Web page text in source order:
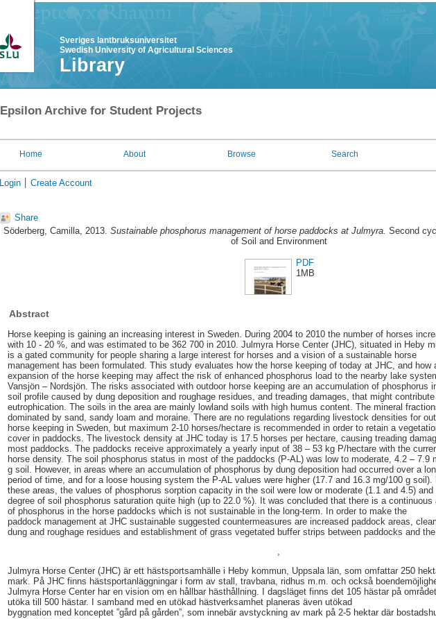
Sveriges lantbruksuniversitet
Swedish University of Agricultural Sciences
Library
Epsilon Archive for Student Projects
Home About Browse Search
Login Create Account
Share
Söderberg, Camilla, 2013. Sustainable phosphorus management of horse paddocks at Julmyra. Second
of Soil and Environment
PDF
1MB
Abstract
Horse keeping is gaining an increasing interest in Sweden. During 2004 to 2010 the number of horses
with 10 - 20 %, and was estimated to be 362 700 in 2010. Julmyra Horse Center (JHC), situated in Heby
is a gated community for people sharing a large interest for horses and a vision of a sustainable horse
management has been formulated. This study evaluates how the horse keeping of today at JHC, and how
expansion of the horse keeping may affect the risk of enhanced phosphorus load to the nearby lake
Vansjön – Nordsjön. The risks associated with outdoor horse keeping are an accumulation of phosphorus
soil profile caused by dung deposition and roughage residues, and treading damages, that might
eutrophication. The soils in the area are mainly lowland soils with high humus content. The mineral
dominated by sand, sandy loam and moraine. There are no regulations regarding livestock densities for
horse keeping in Sweden, but maximum 2-10 horses/hectare is recommended in order to retain a
cover in paddocks. The livestock density at JHC today is 17.5 horses per hectare, causing treading
most paddocks. The paddocks receive approximately a yearly input of 38 – 53 kg P/hectare with the
horse density. The soil phosphorus status in most of the paddocks (P-AL) was low to moderate, 4.2 – 7.9
g soil. However, in areas where an accumulation of phosphorus by dung deposition had occurred over a
period of time, and for a loose housing system the P-AL values were higher (17.7 and 16.3 mg/100 g soil).
these areas, the values of phosphorus sorption capacity in the soil were low or moderate (1.1 and 4.5) and
degree of soil phosphorus saturation quite high (up to 22.0 %). It was concluded that there is a continuous
of phosphorus in the horse paddocks which is not sustainable in the long-term. In order to make the
paddock management at JHC sustainable suggested countermeasures are increased paddock areas,
dung and roughage residues and establishment of grass vegetated buffer strips between paddocks and
Julmyra Horse Center (JHC) är ett hästsportsamhälle i Heby kommun, Uppsala län, som omfattar 250
mark. På JHC finns hästsportanläggningar i form av stall, travbana, ridhus m.m. och också
Julmyra Horse Center har en vision om en hållbar hästhållning. I dagsläget finns det 105 hästar på
utöka till 500 hästar. I samband med en utökad hästverksamhet planeras även utökad
byggnation med konceptet ”gård på gården”, som innebär avstyckning av mark på 2-5 hektar där